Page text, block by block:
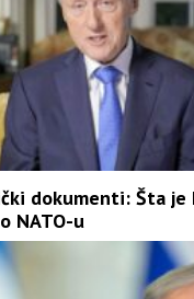
dokumenti: Šta je
NATO-u